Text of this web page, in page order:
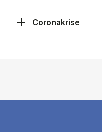
Coronakrise